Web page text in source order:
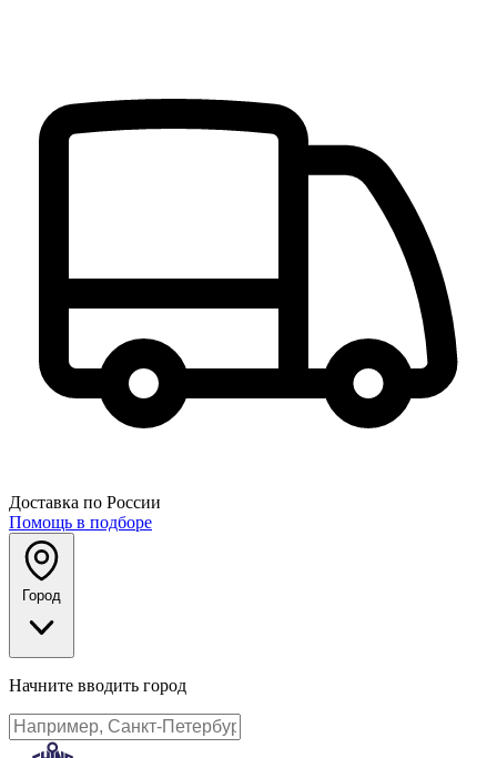
Доставка по России
Помощь в подборе
Город
Начните вводить город